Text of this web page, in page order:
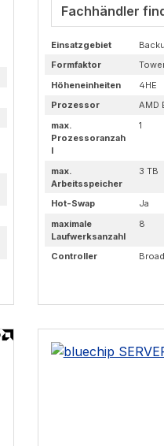
Fachhändler
Einsatzgebiet
Formfaktor
Höheneinheiten
4HE
Prozessor
AMD
max.
Prozessoranzah
l
1
max.
Arbeitsspeicher
3 TB
Hot-Swap
Ja
maximale
Laufwerksanzahl
8
Controller